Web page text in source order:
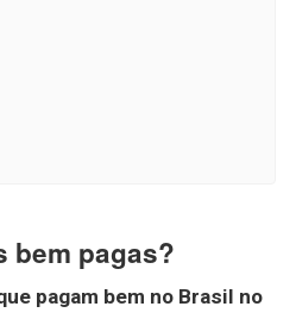
bem pagas?
pagam bem no Brasil no